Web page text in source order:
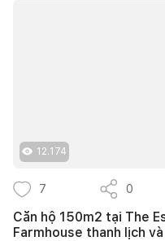
12.174
7 0
Căn hộ 150m2 tại The
Farmhouse thanh lịch